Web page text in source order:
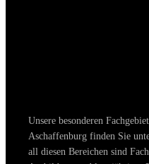
Unsere besonderen
Aschaffenburg finden Sie
all diesen Bereichen sind